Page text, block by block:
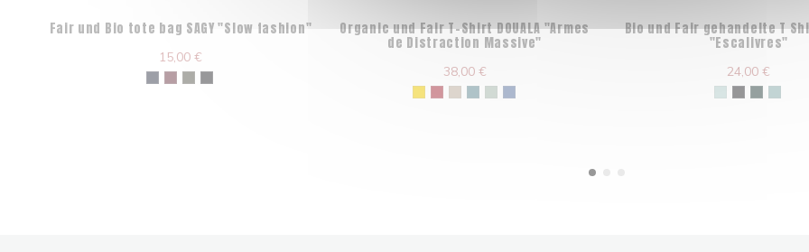
Fair und Bio tote bag SAGY "Slow fashion"
15,00 €
Organic und Fair T-Shirt DOUALA "Armes
de Distraction Massive"
38,00 €
Bio und Fair gehandelte T
"Escalivres"
24,00 €